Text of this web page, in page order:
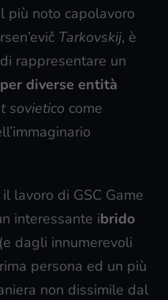
più noto capolavoro
Tarkovskij, è
rappresentare un
diverse entità
sovietico come
lavoro di GSC Game
interessante ibrido
dagli innumerevoli
persona ed un più
non dissimile dal